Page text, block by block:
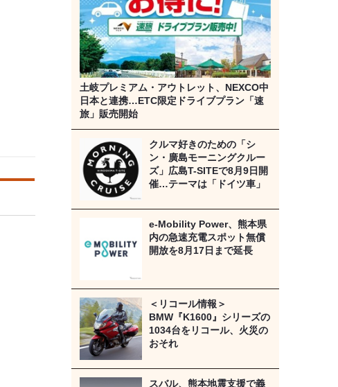
土岐プレミアム・アウトレット、NEXCO中
日本と連携…ETC限定ドライブプラン「速
旅」販売開始
クルマ好きのための「シ
ン・廣島モーニングクルー
ズ」広島T-SITEで8月9日開
催…テーマは「ドイツ車」
e-Mobility Power、熊本県
内の急速充電スポット無償
開放を8月17日まで延長
＜リコール情報＞
BMW『K1600』シリーズの
1034台をリコール、火災の
おそれ
スバル、熊本地震支援で義